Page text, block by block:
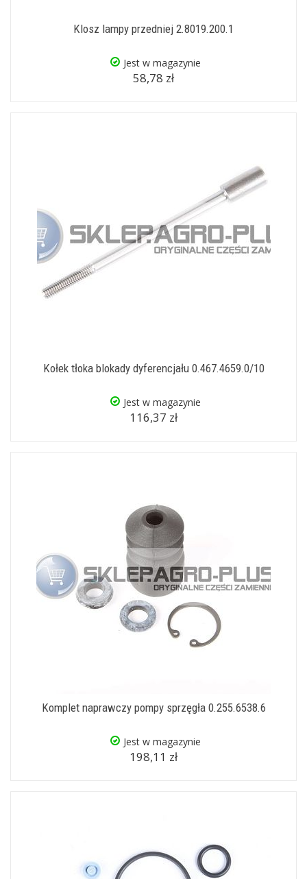
Klosz lampy przedniej 2.8019.200.1
Jest w magazynie
58,78 zł
Kołek tłoka blokady dyferencjału 0.467.4659.0/10
Jest w magazynie
116,37 zł
Komplet naprawczy pompy sprzęgła 0.255.6538.6
Jest w magazynie
198,11 zł